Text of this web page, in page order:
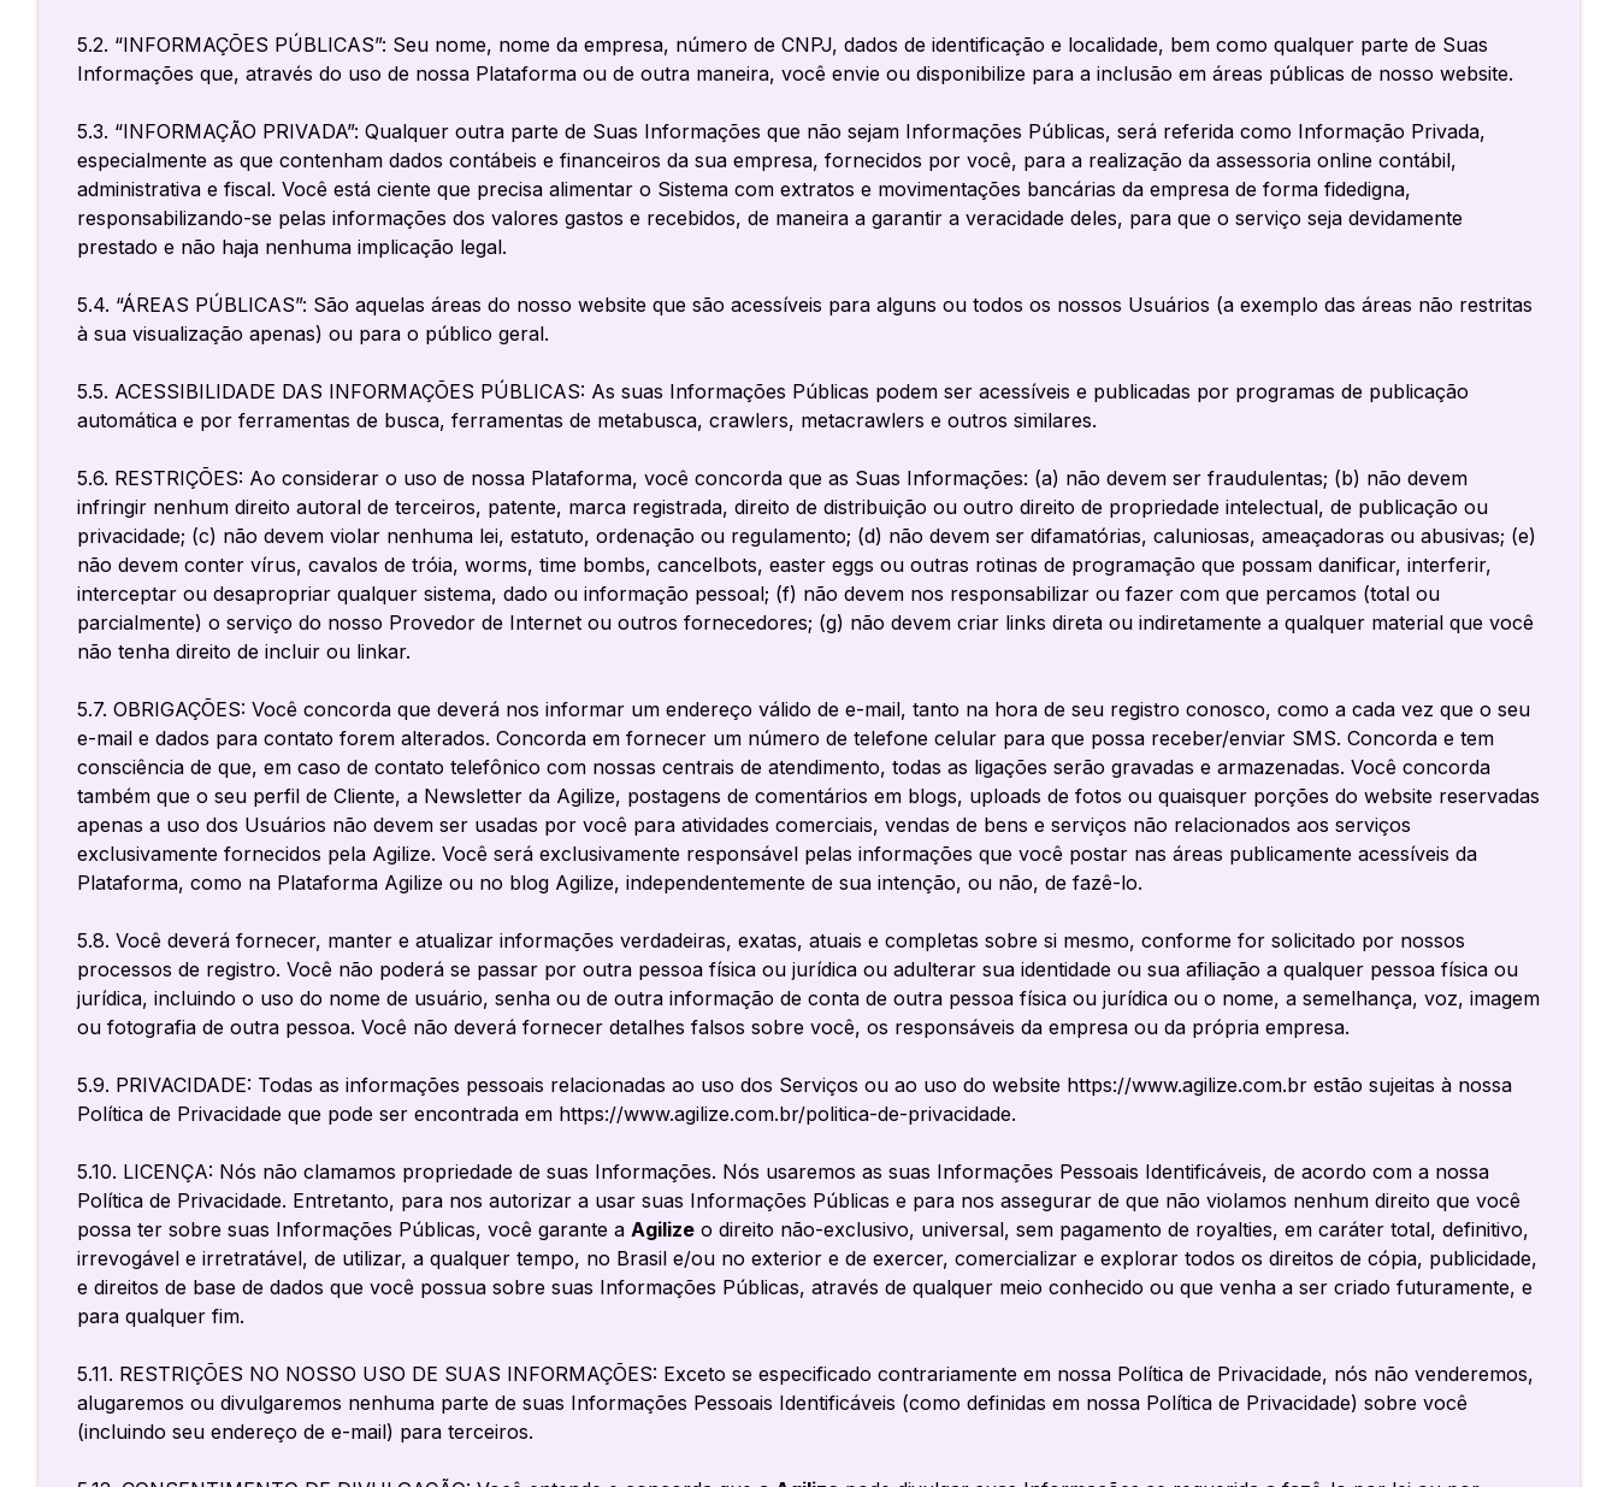
5.2. “INFORMAÇÕES PÚBLICAS”: Seu nome, nome da empresa, número de CNPJ, dados de identificação e localidade, bem como qualquer parte de Suas
Informações que, através do uso de nossa Plataforma ou de outra maneira, você envie ou disponibilize para a inclusão em áreas públicas de nosso website.
5.3. “INFORMAÇÃO PRIVADA”: Qualquer outra parte de Suas Informações que não sejam Informações Públicas, será referida como Informação Privada,
especialmente as que contenham dados contábeis e financeiros da sua empresa, fornecidos por você, para a realização da assessoria online contábil,
administrativa e fiscal. Você está ciente que precisa alimentar o Sistema com extratos e movimentações bancárias da empresa de forma fidedigna,
responsabilizando-se pelas informações dos valores gastos e recebidos, de maneira a garantir a veracidade deles, para que o serviço seja devidamente
prestado e não haja nenhuma implicação legal.
5.4. “ÁREAS PÚBLICAS”: São aquelas áreas do nosso website que são acessíveis para alguns ou todos os nossos Usuários (a exemplo das áreas não restritas
à sua visualização apenas) ou para o público geral.
5.5. ACESSIBILIDADE DAS INFORMAÇÕES PÚBLICAS: As suas Informações Públicas podem ser acessíveis e publicadas por programas de publicação
automática e por ferramentas de busca, ferramentas de metabusca, crawlers, metacrawlers e outros similares.
5.6. RESTRIÇÕES: Ao considerar o uso de nossa Plataforma, você concorda que as Suas Informações: (a) não devem ser fraudulentas; (b) não devem
infringir nenhum direito autoral de terceiros, patente, marca registrada, direito de distribuição ou outro direito de propriedade intelectual, de publicação ou
privacidade; (c) não devem violar nenhuma lei, estatuto, ordenação ou regulamento; (d) não devem ser difamatórias, caluniosas, ameaçadoras ou abusivas; (e)
não devem conter vírus, cavalos de tróia, worms, time bombs, cancelbots, easter eggs ou outras rotinas de programação que possam danificar, interferir,
interceptar ou desapropriar qualquer sistema, dado ou informação pessoal; (f) não devem nos responsabilizar ou fazer com que percamos (total ou
parcialmente) o serviço do nosso Provedor de Internet ou outros fornecedores; (g) não devem criar links direta ou indiretamente a qualquer material que você
não tenha direito de incluir ou linkar.
5.7. OBRIGAÇÕES: Você concorda que deverá nos informar um endereço válido de e-mail, tanto na hora de seu registro conosco, como a cada vez que o seu
e-mail e dados para contato forem alterados. Concorda em fornecer um número de telefone celular para que possa receber/enviar SMS. Concorda e tem
consciência de que, em caso de contato telefônico com nossas centrais de atendimento, todas as ligações serão gravadas e armazenadas. Você concorda
também que o seu perfil de Cliente, a Newsletter da Agilize, postagens de comentários em blogs, uploads de fotos ou quaisquer porções do website reservadas
apenas a uso dos Usuários não devem ser usadas por você para atividades comerciais, vendas de bens e serviços não relacionados aos serviços
exclusivamente fornecidos pela Agilize. Você será exclusivamente responsável pelas informações que você postar nas áreas publicamente acessíveis da
Plataforma, como na Plataforma Agilize ou no blog Agilize, independentemente de sua intenção, ou não, de fazê-lo.
5.8. Você deverá fornecer, manter e atualizar informações verdadeiras, exatas, atuais e completas sobre si mesmo, conforme for solicitado por nossos
processos de registro. Você não poderá se passar por outra pessoa física ou jurídica ou adulterar sua identidade ou sua afiliação a qualquer pessoa física ou
jurídica, incluindo o uso do nome de usuário, senha ou de outra informação de conta de outra pessoa física ou jurídica ou o nome, a semelhança, voz, imagem
ou fotografia de outra pessoa. Você não deverá fornecer detalhes falsos sobre você, os responsáveis da empresa ou da própria empresa.
5.9. PRIVACIDADE: Todas as informações pessoais relacionadas ao uso dos Serviços ou ao uso do website https://www.agilize.com.br estão sujeitas à nossa
Política de Privacidade que pode ser encontrada em https://www.agilize.com.br/politica-de-privacidade.
5.10. LICENÇA: Nós não clamamos propriedade de suas Informações. Nós usaremos as suas Informações Pessoais Identificáveis, de acordo com a nossa
Política de Privacidade. Entretanto, para nos autorizar a usar suas Informações Públicas e para nos assegurar de que não violamos nenhum direito que você
possa ter sobre suas Informações Públicas, você garante a Agilize o direito não-exclusivo, universal, sem pagamento de royalties, em caráter total, definitivo,
irrevogável e irretratável, de utilizar, a qualquer tempo, no Brasil e/ou no exterior e de exercer, comercializar e explorar todos os direitos de cópia, publicidade,
e direitos de base de dados que você possua sobre suas Informações Públicas, através de qualquer meio conhecido ou que venha a ser criado futuramente, e
para qualquer fim.
5.11. RESTRIÇÕES NO NOSSO USO DE SUAS INFORMAÇÕES: Exceto se especificado contrariamente em nossa Política de Privacidade, nós não venderemos,
alugaremos ou divulgaremos nenhuma parte de suas Informações Pessoais Identificáveis (como definidas em nossa Política de Privacidade) sobre você
(incluindo seu endereço de e-mail) para terceiros.